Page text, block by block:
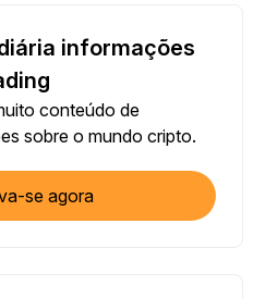
informações
conteúdo de
sobre o mundo cripto.
se agora